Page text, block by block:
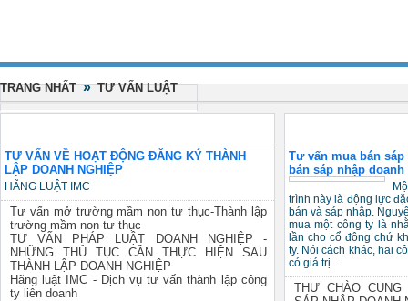
TRANG NHẤT » TƯ VẤN LUẬT
TƯ VẤN VỀ HOẠT ĐỘNG ĐĂNG KÝ THÀNH
LẬP DOANH NGHIỆP
HÃNG LUẬT IMC
Tư vấn mở trường mầm non tư thục-Thành lập
trường mầm non tư thục
TƯ VẤN PHÁP LUẬT DOANH NGHIỆP -
NHỮNG THỦ TỤC CẦN THỰC HIỆN SAU
THÀNH LẬP DOANH NGHIỆP
Hãng luật IMC - Dịch vụ tư vấn thành lập công
ty liên doanh
Tư vấn mua bán
bán sáp nhập
là
nhiều lần cho cổ đông
công ty. Nói cách
nhau sẽ có giá trị...